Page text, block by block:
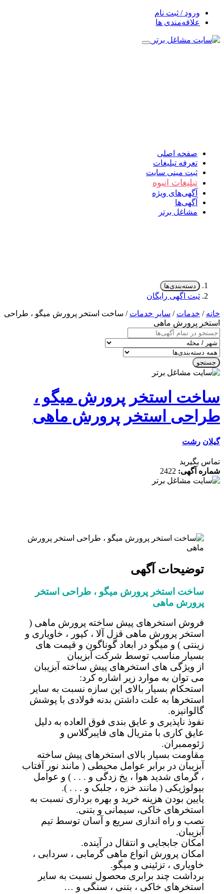
ورود / ثبت نام
علاقه‌مندی ها
صفحه اصلی
تعرفه تبلیغات
ثبت مینی سایت
تبلیغات انبوه
آگهی‌های ویژه
آگهی‌ها
مشاغل برتر
دسته‌بندی‌ها
ثبت اگهی رایگان
/خدمات/سایر خدمات/ ساخت استخر پرورش میگو ، طراحی
پرورش ماهی
استخر پرورش میگو ،
استخر پرورش ماهی
رشت
بگیرید
آگهی:2422
توضیحات آگهی
ساخت استخر پرورش میگو ، طراحی استخر
پرورش ماهی
فروش استخرهای پیش ساخته پرورش ماهی (
استخر پرورش ماهی قزل آلا ، کپور ، خاویاری و
زینتی ) و میگو در ابعاد گوناگون و قیمت های
بسیار مناسب توسط شرکت آبزیبان
از ویژگی های استخرهای پیش ساخته آبزیبان
می توان به موارد زیر اشاره کرد:
استحکام بسیار بالای این سازه نسبت به سایر
استخرها به علت داشتن بدنه فولادی با پوشش
گالوانیزه.
نفوذ ناپذیری و عایق بندی فوق العاده به دلیل
عایق کاری با متریال های فایبرگلاس و
ژئوممبران.
مقاومت بسیار بالای استخرهای پیش ساخته
آبزیبان در برابر عوامل محیطی ( مانند نور آفتاب
، گرمای شدید هوا ، یخ زدگی و . . . ) و عوامل
بیولوژیکی ( مانند خزه ، جلبک و . . . ).
پایین بودن هزینه خرید و بهره برداری نسبت به
استخرهای خاکی، سیمانی و بتنی.
نصب و راه اندازی سریع و آسان توسط تیم
آبزیبان.
امکان جابجایی و انتقال در آینده.
امکان پرورش انواع ماهی گرمابی ، سردابی ،
خاویاری ، تزئینی و میگو.
برداشت چند برابری محصول نسبت به سایر
استخرهای خاکی ، بتنی ، سنگی و …